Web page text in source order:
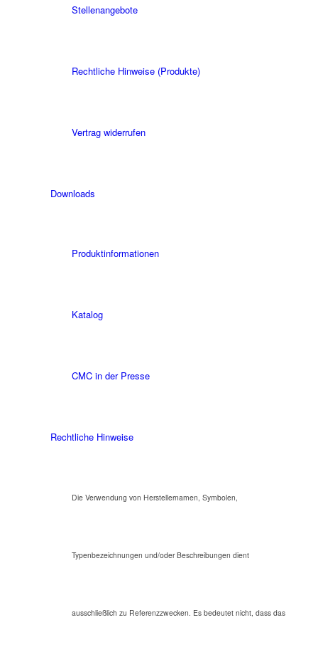
Stellenangebote
Rechtliche Hinweise (Produkte)
Vertrag widerrufen
Downloads
Produktinformationen
Katalog
CMC in der Presse
Rechtliche Hinweise
Die Verwendung von Herstellernamen, Symbolen,
Typenbezeichnungen und/oder Beschreibungen dient
ausschließlich zu Referenzzwecken. Es bedeutet nicht, dass das